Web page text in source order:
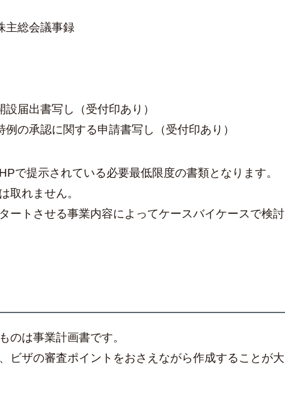
主総会議事録
届出書写し（受付印あり）
の承認に関する申請書写し（受付印あり）
で提示されている必要最低限度の書類となります。
取れません。
ートさせる事業内容によってケースバイケースで検討
のは事業計画書です。
ビザの審査ポイントをおさえながら作成することが大